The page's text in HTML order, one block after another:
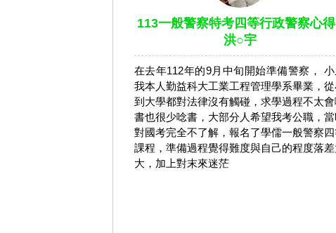
113一般警察特考四等行政警察心
洪○宇
在去年112年的9月中旬開始準備警察， 小
我本人勤益科大工業工程管理學系畢業，
到大學都對法律沒有觸碰，求學過程不太
書也很少唸書，大部分人希望我考公職，
對國考完全不了解，報名了學儒一般警察
課程，準備過程覺得難度與自己的程度落差
大，加上對末來迷茫